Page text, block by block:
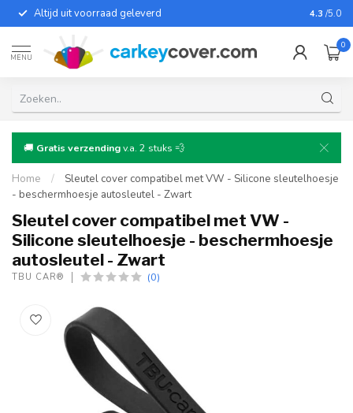
Altijd uit voorraad geleverd Voor
4.3 /5.0
MENU
0
🚚 Gratis verzendingv.a. 2 stuks 💨
Home /
Sleutel cover compatibel met VW - Silicone sleutelhoesje
- beschermhoesje autosleutel - Zwart
Sleutel cover compatibel met VW -
Silicone sleutelhoesje - beschermhoesje
autosleutel - Zwart
TBU CAR® (0)